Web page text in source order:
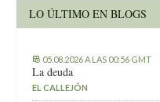
LO ÚLTIMO EN BLOGS
05.08.2026 A LAS 00:56 GMT
La deuda
EL CALLEJÓN